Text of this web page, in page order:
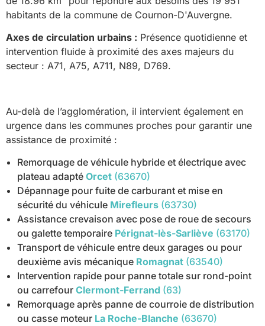
habitants de la commune de Cournon-D'Auvergne.
Axes de circulation urbains : Présence quotidienne et
intervention fluide à proximité des axes majeurs du
secteur : A71, A75, A711, N89, D769.
Au-delà de l’agglomération, il intervient également en
urgence dans les communes proches pour garantir une
assistance de proximité :
Remorquage de véhicule hybride et électrique avec
plateau adapté Orcet (63670)
Dépannage pour fuite de carburant et mise en
sécurité du véhicule Mirefleurs (63730)
Assistance crevaison avec pose de roue de secours
ou galette temporaire Pérignat-lès-Sarliève (63170)
Transport de véhicule entre deux garages ou pour
deuxième avis mécanique Romagnat (63540)
Intervention rapide pour panne totale sur rond-point
ou carrefour Clermont-Ferrand (63)
Remorquage après panne de courroie de distribution
ou casse moteur La Roche-Blanche (63670)